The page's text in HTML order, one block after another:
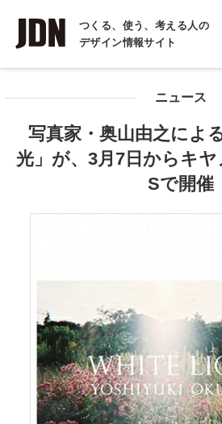
つくる、使う、考える人の
デザイン情報サイト
INTERVIEW
インタビュー
COLUMN
ニュース
写真家・奥山由之によ
光」が、3月7日からキ
Sで開催